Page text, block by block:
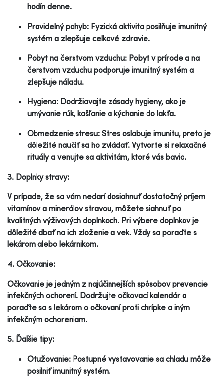
hodín denne.
Pravidelný pohyb: Fyzická aktivita posilňuje imunitný
systém a zlepšuje celkové zdravie.
Pobyt na čerstvom vzduchu: Pobyt v prírode a na
čerstvom vzduchu podporuje imunitný systém a
zlepšuje náladu.
Hygiena: Dodržiavajte zásady hygieny, ako je
umývanie rúk, kašľanie a kýchanie do lakťa.
Obmedzenie stresu: Stres oslabuje imunitu, preto je
dôležité naučiť sa ho zvládať. Vytvorte si relaxačné
rituály a venujte sa aktivitám, ktoré vás bavia.
3. Doplnky stravy:
V prípade, že sa vám nedarí dosiahnuť dostatočný príjem
vitamínov a minerálov stravou, môžete siahnuť po
kvalitných výživových doplnkoch. Pri výbere doplnkov je
dôležité dbať na ich zloženie a vek. Vždy sa poraďte s
lekárom alebo lekárnikom.
4. Očkovanie:
Očkovanie je jedným z najúčinnejších spôsobov prevencie
infekčných ochorení. Dodržujte očkovací kalendár a
poraďte sa s lekárom o očkovaní proti chrípke a iným
infekčným ochoreniam.
5. Ďalšie tipy:
Otužovanie: Postupné vystavovanie sa chladu môže
posilniť imunitný systém.